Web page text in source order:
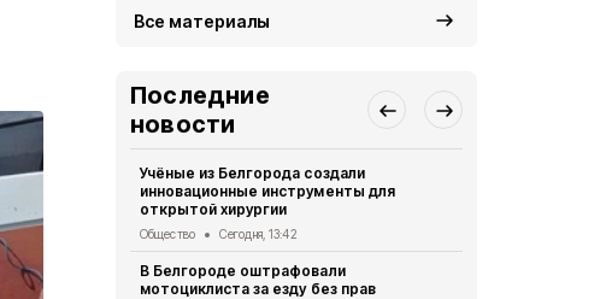
Все материалы
Последние
новости
Учёные из Белгорода создали
инновационные инструменты для
открытой хирургии
Общество Сегодня, 13:42
В Белгороде оштрафовали
мотоциклиста за езду без прав